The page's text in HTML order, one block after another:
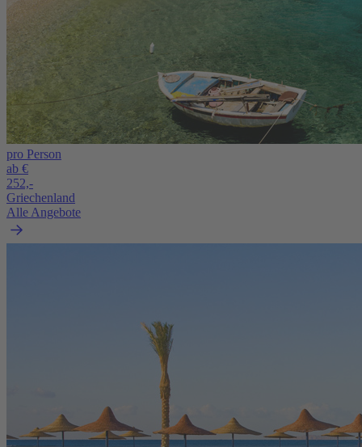
pro Person
ab €
252,-
Griechenland
Alle Angebote